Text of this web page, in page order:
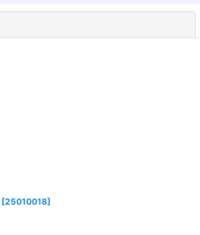
[25010018]